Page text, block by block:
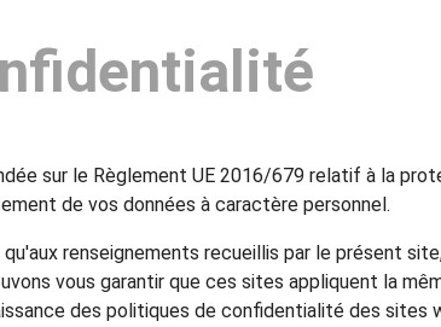
sur le Règlement UE 2016/679 relatif à la
de vos données à caractère personnel.
renseignements recueillis par le présent
vous garantir que ces sites appliquent la
des politiques de confidentialité des